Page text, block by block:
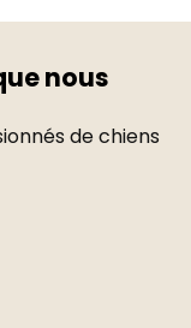
nous
de chiens